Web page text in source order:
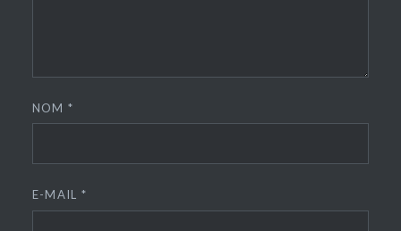
NOM*
E-MAIL *